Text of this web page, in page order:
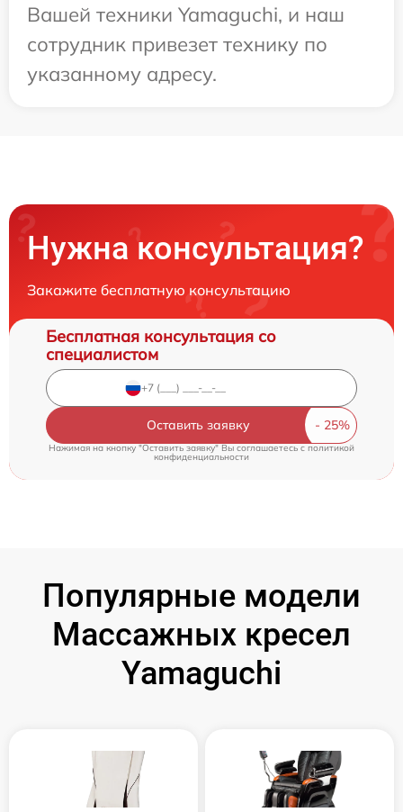
Вашей техники Yamaguchi, и наш
сотрудник привезет технику по
указанному адресу.
Нужна консультация?
Закажите бесплатную консультацию
Бесплатная консультация со
специалистом
Оставить заявку
Нажимая на кнопку "Оставить заявку" Вы соглашаетесь cполитикой
конфиденциальности
Популярные модели
Массажных кресел
Yamaguchi